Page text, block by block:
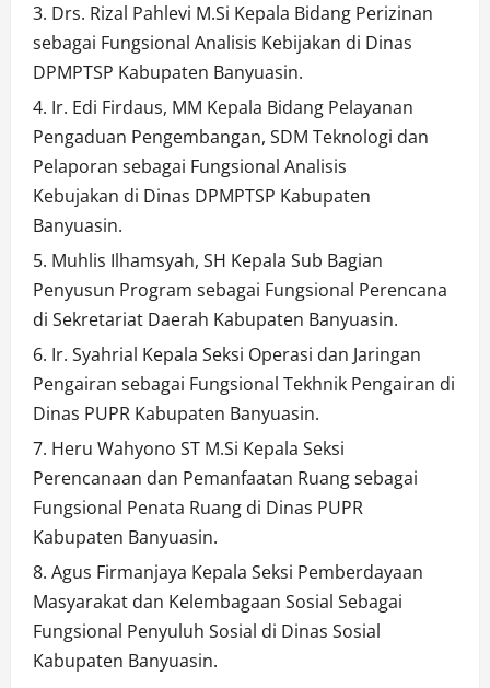
Drs. Rizal Pahlevi M.Si Kepala Bidang Perizinan
sebagai Fungsional Analisis Kebijakan di Dinas
DPMPTSP Kabupaten Banyuasin.
Ir. Edi Firdaus, MM Kepala Bidang Pelayanan
Pengaduan Pengembangan, SDM Teknologi dan
Pelaporan sebagai Fungsional Analisis
Kebujakan di Dinas DPMPTSP Kabupaten
Banyuasin.
Muhlis Ilhamsyah, SH Kepala Sub Bagian
Penyusun Program sebagai Fungsional Perencana
di Sekretariat Daerah Kabupaten Banyuasin.
Ir. Syahrial Kepala Seksi Operasi dan Jaringan
Pengairan sebagai Fungsional Tekhnik Pengairan di
Dinas PUPR Kabupaten Banyuasin.
Heru Wahyono ST M.Si Kepala Seksi
Perencanaan dan Pemanfaatan Ruang sebagai
Fungsional Penata Ruang di Dinas PUPR
Kabupaten Banyuasin.
Agus Firmanjaya Kepala Seksi Pemberdayaan
Masyarakat dan Kelembagaan Sosial Sebagai
Fungsional Penyuluh Sosial di Dinas Sosial
Kabupaten Banyuasin.